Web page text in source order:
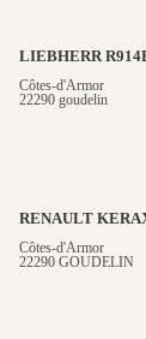
LIEBHERR
Côtes-d'Armor
22290 goudelin
RENAULT
Côtes-d'Armor
22290 GOUDELIN